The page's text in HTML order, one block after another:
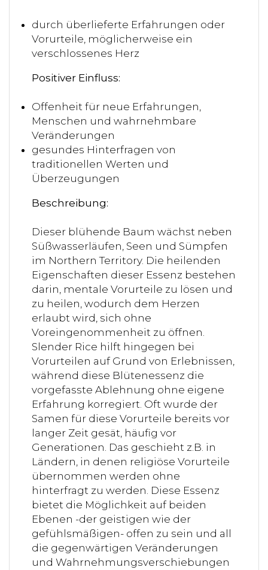
durch überlieferte Erfahrungen oder
Vorurteile, möglicherweise ein
verschlossenes Herz
Positiver Einfluss:
Offenheit für neue Erfahrungen,
Menschen und wahrnehmbare
Veränderungen
gesundes Hinterfragen von
traditionellen Werten und
Überzeugungen
Beschreibung:
Dieser blühende Baum wächst neben
Süßwasserläufen, Seen und Sümpfen
im Northern Territory. Die heilenden
Eigenschaften dieser Essenz bestehen
darin, mentale Vorurteile zu lösen und
zu heilen, wodurch dem Herzen
erlaubt wird, sich ohne
Voreingenommenheit zu öffnen.
Slender Rice hilft hingegen bei
Vorurteilen auf Grund von Erlebnissen,
während diese Blütenessenz die
vorgefasste Ablehnung ohne eigene
Erfahrung korregiert. Oft wurde der
Samen für diese Vorurteile bereits vor
langer Zeit gesät, häufig vor
Generationen. Das geschieht z.B. in
Ländern, in denen religiöse Vorurteile
übernommen werden ohne
hinterfragt zu werden. Diese Essenz
bietet die Möglichkeit auf beiden
Ebenen -der geistigen wie der
gefühlsmäßigen- offen zu sein und all
die gegenwärtigen Veränderungen
und Wahrnehmungsverschiebungen